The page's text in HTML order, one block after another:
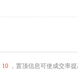
10，置顶信息可使成交率提